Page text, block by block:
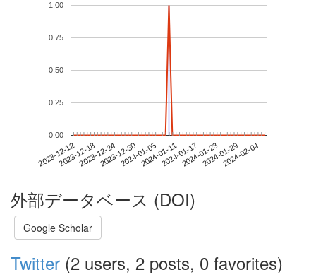
2023-12-122023-12-182023-12-242023-12-302024-01-052024-01-112024-01-172024-01-232024-01-292024-02-04
0.00
0.25
0.50
0.75
1.00
外部データベース (DOI)
Google Scholar
Twitter (2 users, 2 posts, 0 favorites)